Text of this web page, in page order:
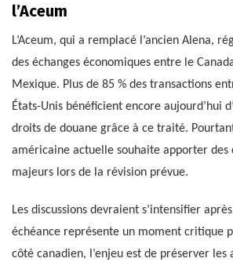
l’Aceum
L’Aceum, qui a remplacé l’ancien Alena,
des échanges économiques entre le
Mexique. Plus de 85 % des transactions
États-Unis bénéficient encore aujourd’hui
droits de douane grâce à ce traité.
américaine actuelle souhaite apporter des
majeurs lors de la révision prévue.
Les discussions devraient s’intensifier
échéance représente un moment critique
côté canadien, l’enjeu est de préserver les